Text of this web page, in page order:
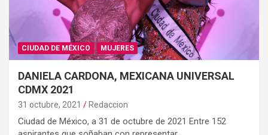
CIUDAD DE MÉXICO MUJERES
DANIELA CARDONA, MEXICANA UNIVERSAL
CDMX 2021
31 octubre, 2021 Redaccion
Ciudad de México, a 31 de octubre de 2021 Entre 152